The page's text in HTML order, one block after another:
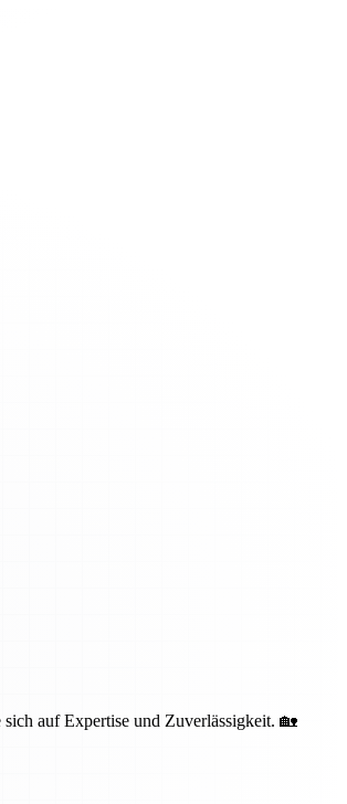
auf Expertise und Zuverlässigkeit. 🏡